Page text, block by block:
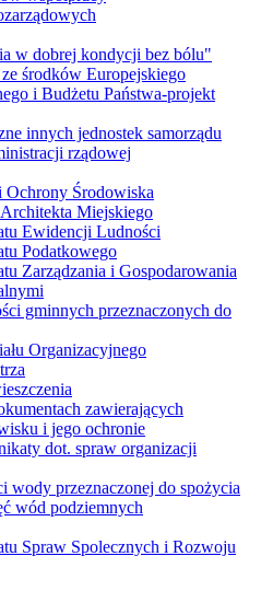
w dobrej kondycji bez bólu"
środków Europejskiego
i Budżetu Państwa-projekt
innych jednostek samorządu
rządowej
Środowiska
Miejskiego
Ewidencji Ludności
Podatkowego
Zarządzania i Gospodarowania
gminnych przeznaczonych do
Organizacyjnego
zawierających
i jego ochronie
dot. spraw organizacji
wody przeznaczonej do spożycia
wód podziemnych
Spraw Spolecznych i Rozwoju